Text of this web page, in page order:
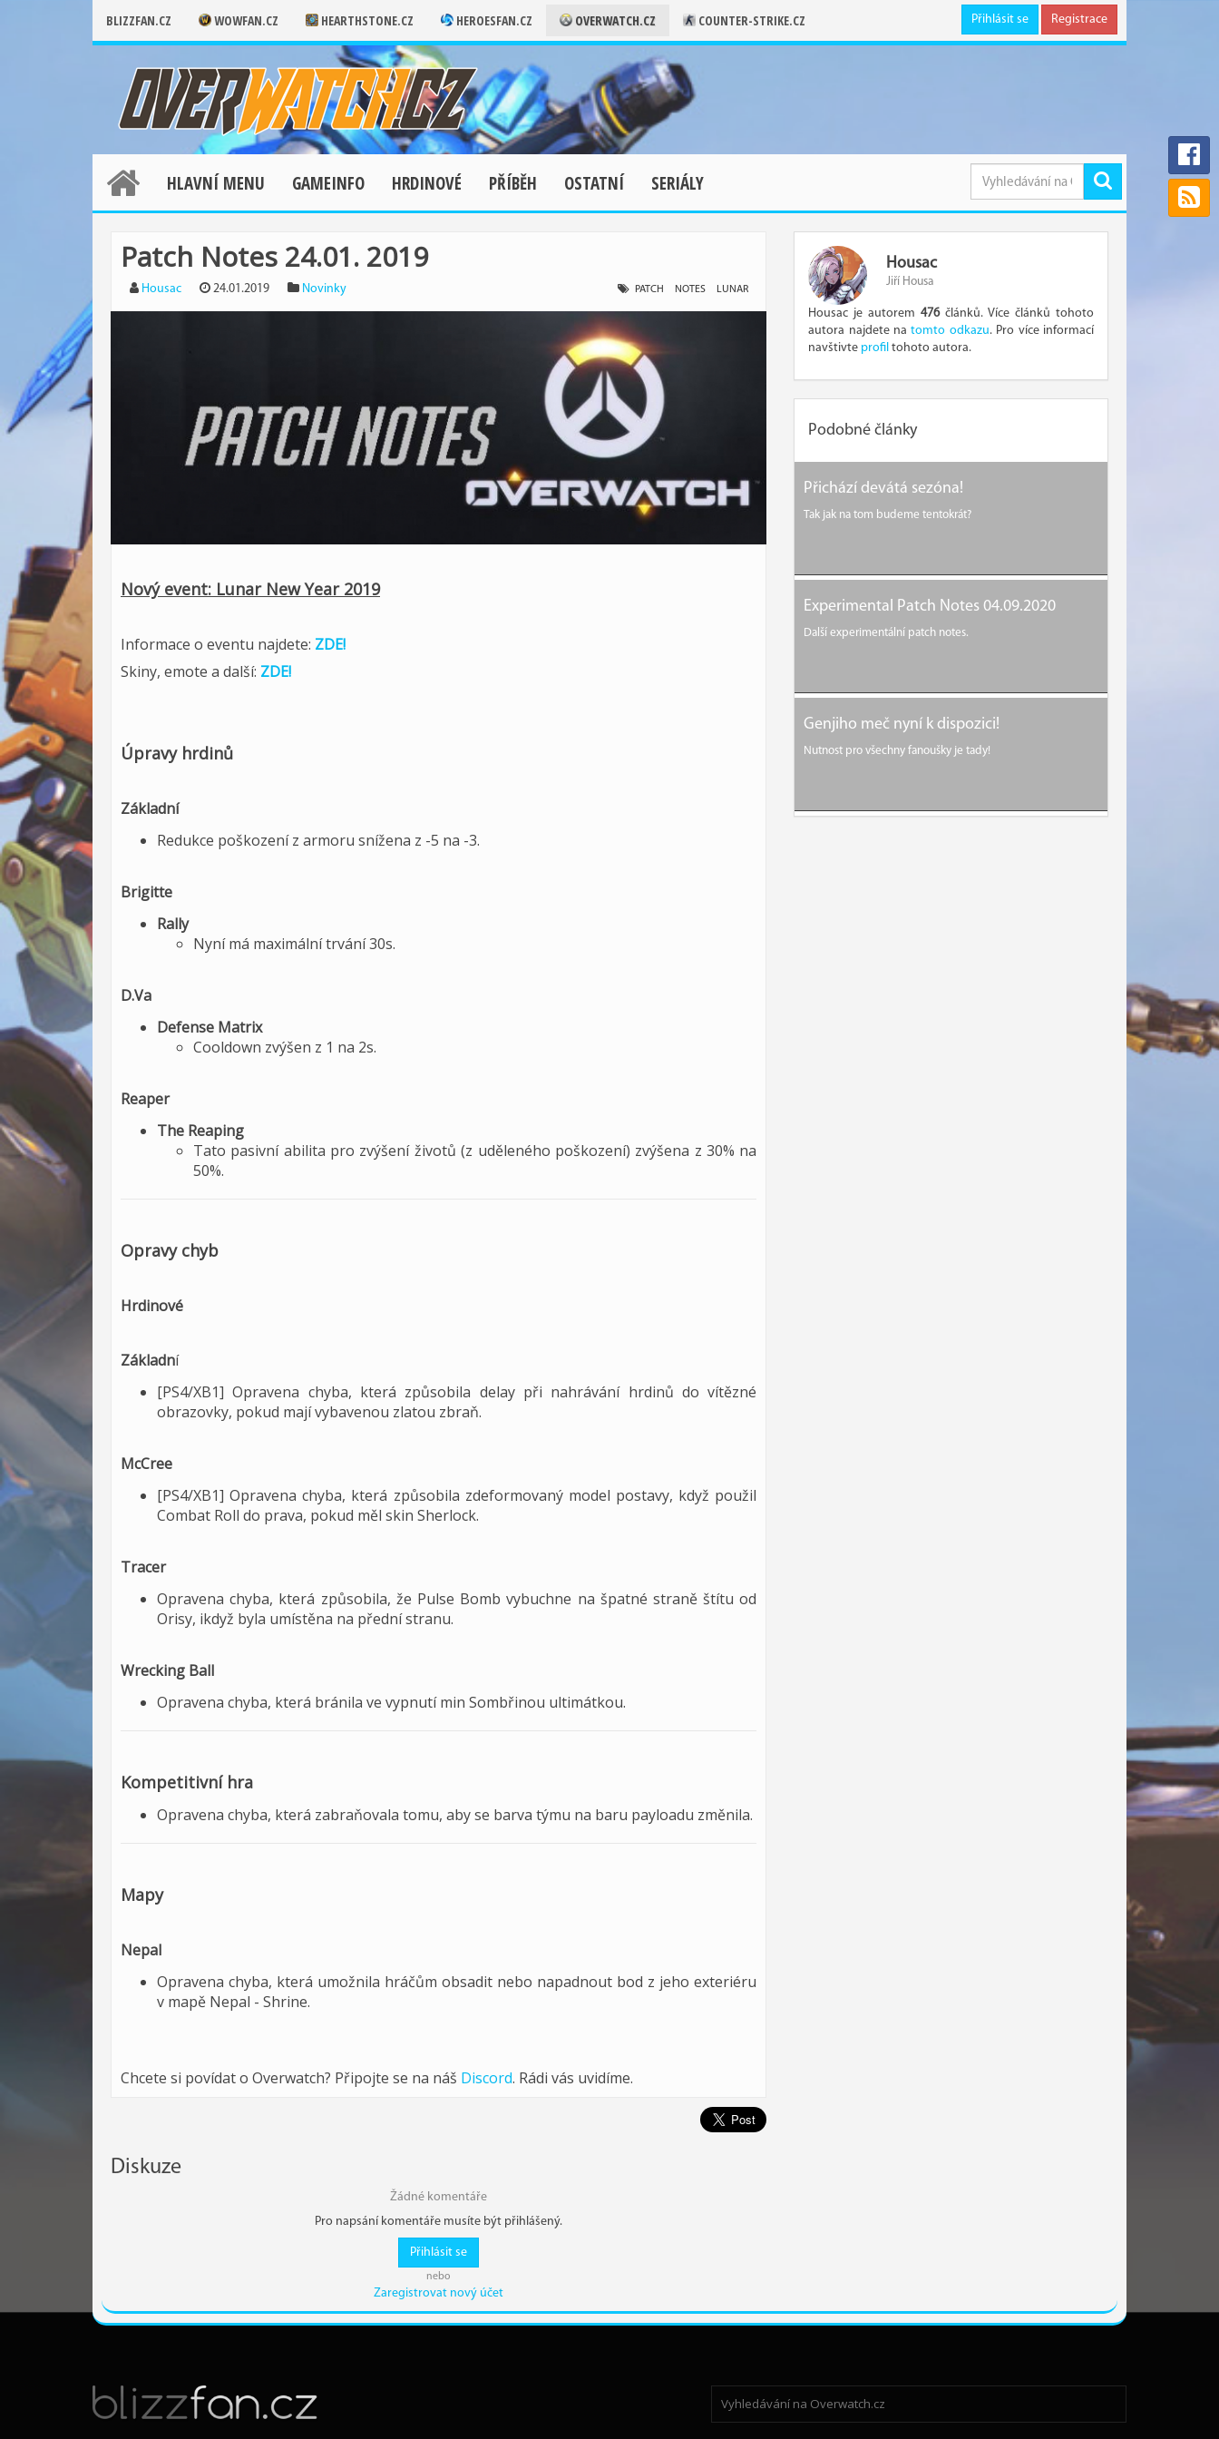
BLIZZFAN.CZ WOWFAN.CZ HEARTHSTONE.CZ HEROESFAN.CZ OVERWATCH.CZ COUNTER-STRIKE.CZ Přihlásit se Registrace
HLAVNÍ MENU GAMEINFO HRDINOVÉ PŘÍBĚH OSTATNÍ SERIÁLY
Patch Notes 24.01. 2019
Housac 24.01.2019 Novinky PATCH NOTES LUNAR
Nový event: Lunar New Year 2019
Informace o eventu najdete: ZDE!
Skiny, emote a další: ZDE!
Úpravy hrdinů
Základní
Redukce poškození z armoru snížena z -5 na -3.
Brigitte
Rally
Nyní má maximální trvání 30s.
D.Va
Defense Matrix
Cooldown zvýšen z 1 na 2s.
Reaper
The Reaping
Tato pasivní abilita pro zvýšení životů (z uděleného poškození) zvýšena z 30% na
50%.
Opravy chyb
Hrdinové
Základní
[PS4/XB1] Opravena chyba, která způsobila delay při nahrávání hrdinů do vítězné
obrazovky, pokud mají vybavenou zlatou zbraň.
McCree
[PS4/XB1] Opravena chyba, která způsobila zdeformovaný model postavy, když použil
Combat Roll do prava, pokud měl skin Sherlock.
Tracer
Opravena chyba, která způsobila, že Pulse Bomb vybuchne na špatné straně štítu od
Orisy, ikdyž byla umístěna na přední stranu.
Wrecking Ball
Opravena chyba, která bránila ve vypnutí min Sombřinou ultimátkou.
Kompetitivní hra
Opravena chyba, která zabraňovala tomu, aby se barva týmu na baru payloadu změnila.
Mapy
Nepal
Opravena chyba, která umožnila hráčům obsadit nebo napadnout bod z jeho exteriéru
v mapě Nepal - Shrine.
Chcete si povídat o Overwatch? Připojte se na náš Discord. Rádi vás uvidíme.
Housac
Jiří Housa
Housac je autorem476článků. Více článků tohoto
autora najdete natomto odkazu. Pro více informací
navštivte profil tohoto autora.
Podobné články
Přichází devátá sezóna!
Tak jak na tom budeme tentokrát?
Experimental Patch Notes 04.09.2020
Další experimentální patch notes.
Genjiho meč nyní k dispozici!
Nutnost pro všechny fanoušky je tady!
Diskuze
Žádné komentáře
Pro napsání komentáře musíte být přihlášený.
Přihlásit se
nebo
Zaregistrovat nový účet